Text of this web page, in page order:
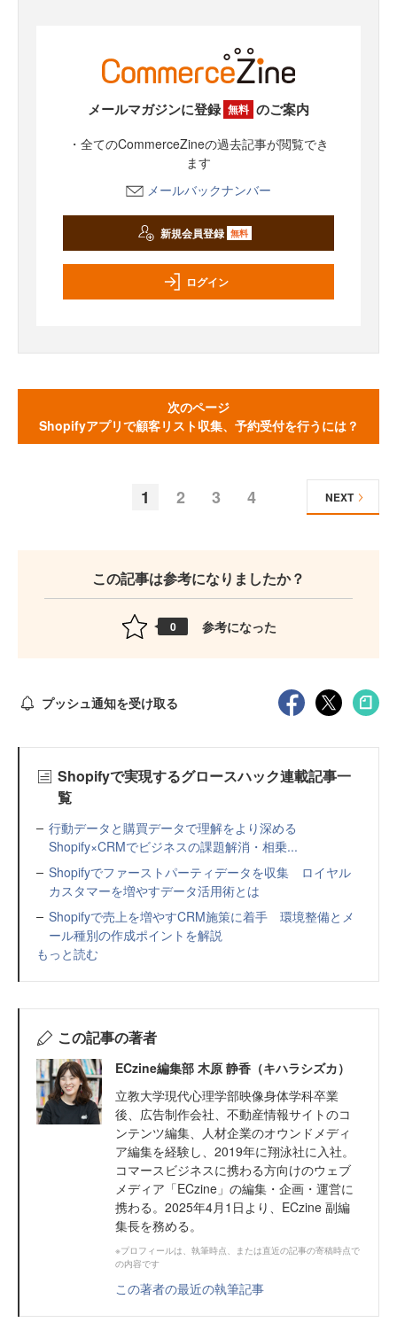
メールマガジンに登録 無料 のご案内
・全てのCommerceZineの過去記事が閲覧でき
ます
メールバックナンバー
新規会員登録 無料
ログイン
次のページ
Shopifyアプリで顧客リスト収集、予約受付を行うには？
1 2 3 4 NEXT
この記事は参考になりましたか？
0 参考になった
プッシュ通知を受け取る
Shopifyで実現するグロースハック連載記事一
覧
行動データと購買データで理解をより深める
Shopify×CRMでビジネスの課題解消・相乗...
Shopifyでファーストパーティデータを収集 ロイヤル
カスタマーを増やすデータ活用術とは
Shopifyで売上を増やすCRM施策に着手 環境整備とメ
ール種別の作成ポイントを解説
もっと読む
この記事の著者
ECzine編集部 木原 静香（キハラシズカ）
立教大学現代心理学部映像身体学科卒業
後、広告制作会社、不動産情報サイトのコ
ンテンツ編集、人材企業のオウンドメディ
ア編集を経験し、2019年に翔泳社に入社。
コマースビジネスに携わる方向けのウェブ
メディア「ECzine」の編集・企画・運営に
携わる。2025年4月1日より、ECzine 副編
集長を務める。
※プロフィールは、執筆時点、または直近の記事の寄稿時点で
の内容です
この著者の最近の執筆記事